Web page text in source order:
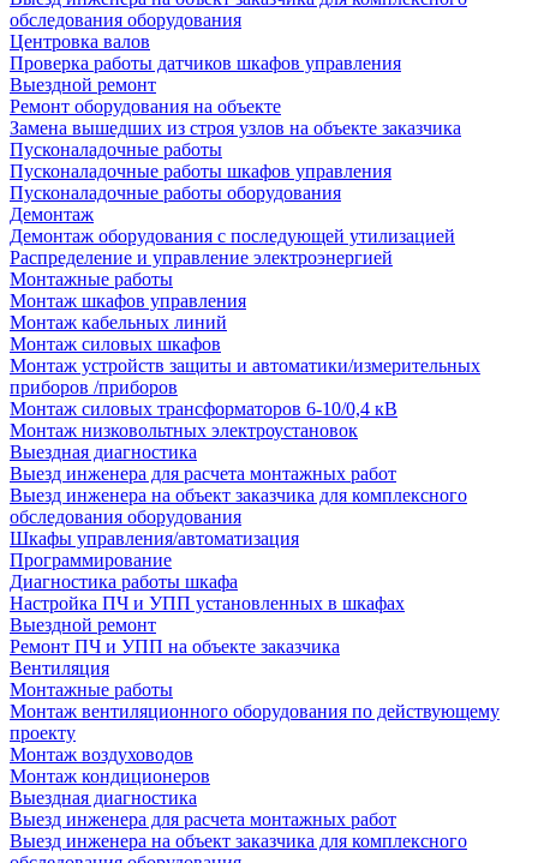
обследования оборудования
Центровка валов
Проверка работы датчиков шкафов управления
Выездной ремонт
Ремонт оборудования на объекте
Замена вышедших из строя узлов на объекте заказчика
Пусконаладочные работы
Пусконаладочные работы шкафов управления
Пусконаладочные работы оборудования
Демонтаж
Демонтаж оборудования с последующей утилизацией
Распределение и управление электроэнергией
Монтажные работы
Монтаж шкафов управления
Монтаж кабельных линий
Монтаж силовых шкафов
Монтаж устройств защиты и автоматики/измерительных
приборов /приборов
Монтаж силовых трансформаторов 6-10/0,4 кВ
Монтаж низковольтных электроустановок
Выездная диагностика
Выезд инженера для расчета монтажных работ
Выезд инженера на объект заказчика для комплексного
обследования оборудования
Шкафы управления/автоматизация
Программирование
Диагностика работы шкафа
Настройка ПЧ и УПП установленных в шкафах
Выездной ремонт
Ремонт ПЧ и УПП на объекте заказчика
Вентиляция
Монтажные работы
Монтаж вентиляционного оборудования по действующему
проекту
Монтаж воздуховодов
Монтаж кондиционеров
Выездная диагностика
Выезд инженера для расчета монтажных работ
Выезд инженера на объект заказчика для комплексного